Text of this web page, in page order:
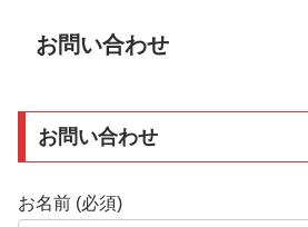
お問い合わせ
お問い合わせ
お名前 (必須)